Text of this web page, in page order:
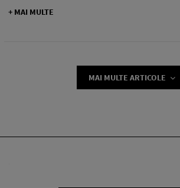
+ MAI MULTE
MAI MULTE ARTICOLE